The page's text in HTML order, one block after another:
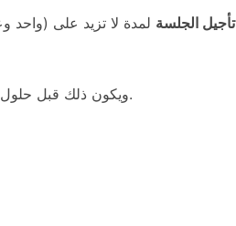
تأجيل الجلسة لمدة لا تزيد على (واحد
ويكون ذلك قبل حلول موعد الجلسة المؤجلة، على أن تقضي المحكمة بافتتاح الإجراء أو رفض الطلب.